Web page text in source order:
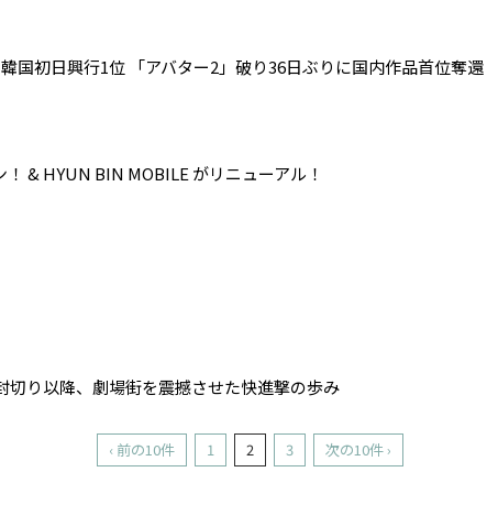
国初日興行1位 「アバター2」破り36日ぶりに国内作品首位奪還
& HYUN BIN MOBILE がリニューアル！
り以降、劇場街を震撼させた快進撃の歩み
‹ 前の10件 1 2 3 次の10件 ›